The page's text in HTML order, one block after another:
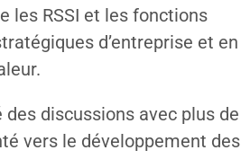
les RSSI et les fonctions
d’entreprise et en
des discussions avec plus de
vers le développement des